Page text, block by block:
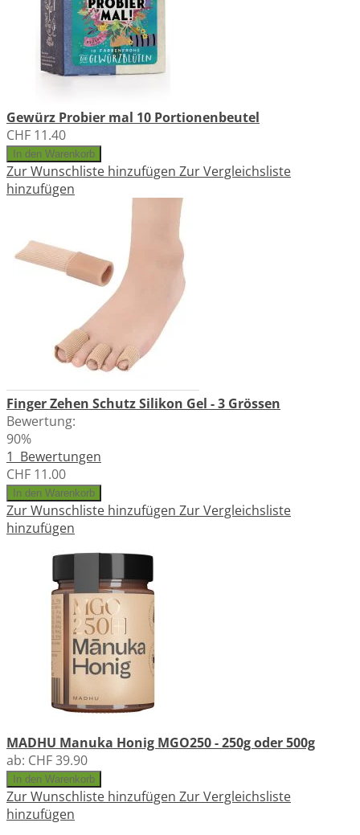
Gewürz Probier mal 10 Portionenbeutel
CHF 11.40
In den Warenkorb
Zur Wunschliste hinzufügen Zur Vergleichsliste
hinzufügen
Finger Zehen Schutz Silikon Gel - 3 Grössen
Bewertung:
90%
1 Bewertungen
CHF 11.00
In den Warenkorb
Zur Wunschliste hinzufügen Zur Vergleichsliste
hinzufügen
MADHU Manuka Honig MGO250 - 250g oder 500g
ab: CHF 39.90
In den Warenkorb
Zur Wunschliste hinzufügen Zur Vergleichsliste
hinzufügen